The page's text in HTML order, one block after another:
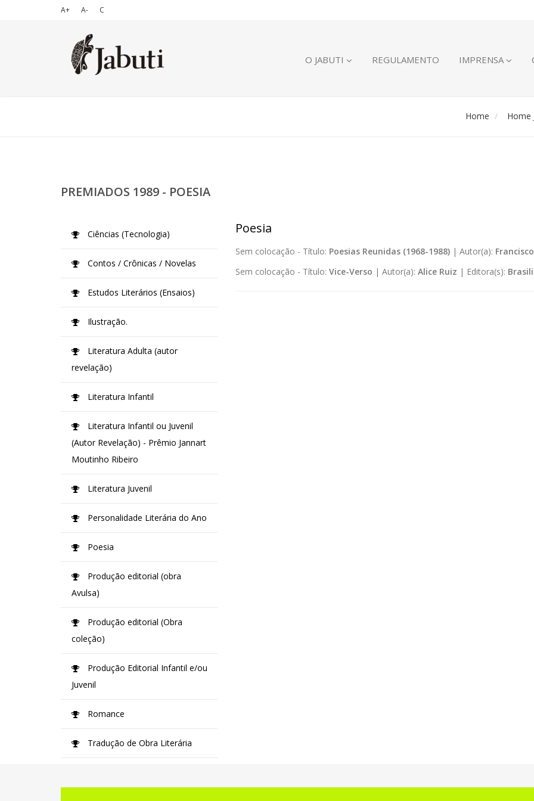
A+ A- C
O JABUTI REGULAMENTO IMPRENSA
Home Home
PREMIADOS 1989 - POESIA
Poesia
Sem colocação - Título: Poesias Reunidas (1968-1988)| Autor(a):
Sem colocação - Título: Vice-Verso | Autor(a): Alice Ruiz | Editora(s):
Ciências (Tecnologia)
Contos / Crônicas / Novelas
Estudos Literários (Ensaios)
Ilustração.
Literatura Adulta (autor
revelação)
Literatura Infantil
Literatura Infantil ou Juvenil
(Autor Revelação) - Prêmio Jannart
Moutinho Ribeiro
Literatura Juvenil
Personalidade Literária do Ano
Poesia
Produção editorial (obra
Avulsa)
Produção editorial (Obra
coleção)
Produção Editorial Infantil e/ou
Juvenil
Romance
Tradução de Obra Literária